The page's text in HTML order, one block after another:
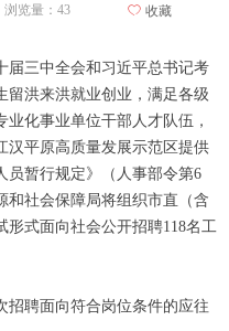
三中全会和习近平总书记考
留洪来洪就业创业，满足各级
化事业单位干部人才队伍，
汉平原高质量发展示范区提供
员暂行规定》（人事部令第6
和社会保障局将组织市直（含
式面向社会公开招聘118名工
聘面向符合岗位条件的应往
浏览量： 43 ꄀ 收藏